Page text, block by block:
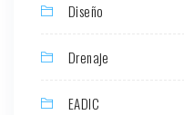
Diseño
Drenaje
EADIC